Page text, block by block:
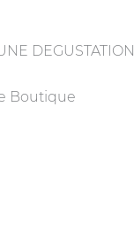
DEGUSTATION
Boutique